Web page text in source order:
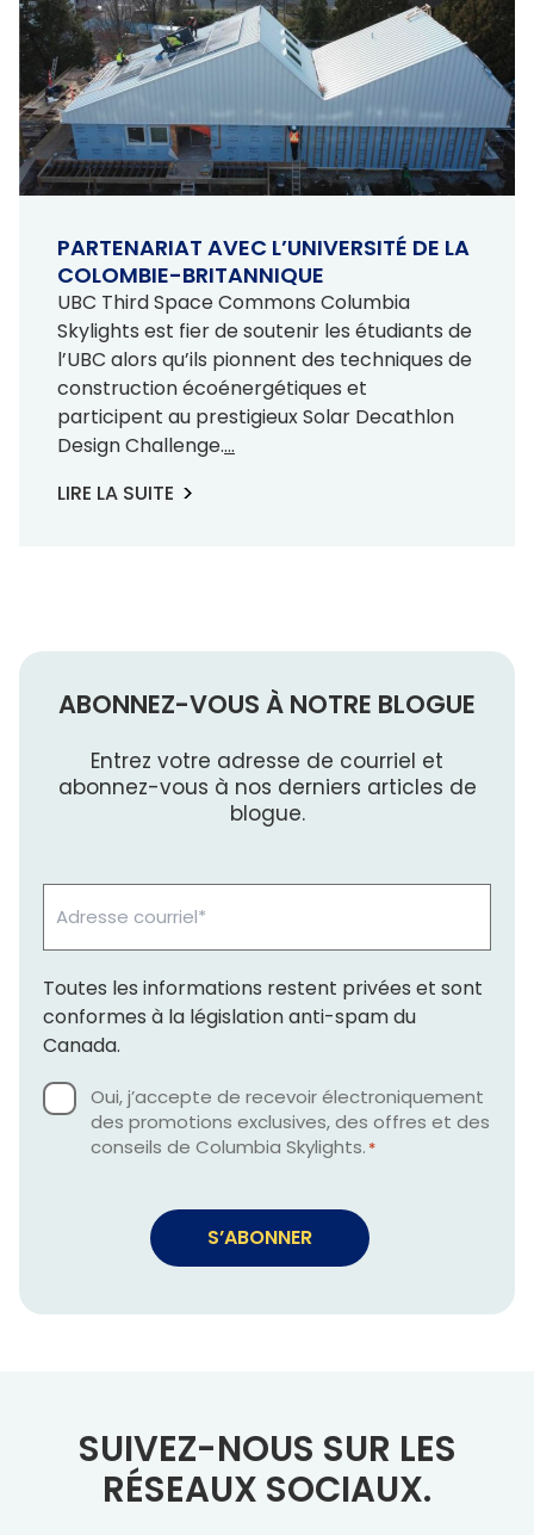
PARTENARIAT AVEC L’UNIVERSITÉ DE LA
COLOMBIE-BRITANNIQUE
UBC Third Space Commons Columbia
Skylights est fier de soutenir les étudiants de
l’UBC alors qu’ils pionnent des techniques de
construction écoénergétiques et
participent au prestigieux Solar Decathlon
Design Challenge....
LIRE LA SUITE
ABONNEZ-VOUS À NOTRE BLOGUE
Entrez votre adresse de courriel et
abonnez-vous à nos derniers articles de
blogue.
courriel
*
Toutes les informations restent privées et sont
conformes à la législation anti-spam du
Canada.
ConsensOui, j’accepte de recevoir électroniquement
des promotions exclusives, des offres et des
conseils de Columbia Skylights. *
SUIVEZ-NOUS SUR LES
RÉSEAUX SOCIAUX.